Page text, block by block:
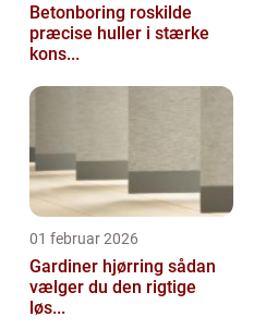
Betonboring roskilde
præcise huller i stærke
kons...
01 februar 2026
Gardiner hjørring sådan
vælger du den rigtige
løs...